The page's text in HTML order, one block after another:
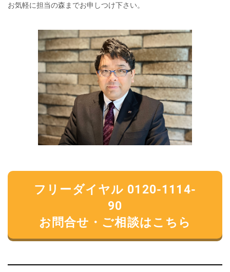
お気軽に担当の森までお申しつけ下さい。
フリーダイヤル 0120-1114-
90
お問合せ・ご相談はこちら